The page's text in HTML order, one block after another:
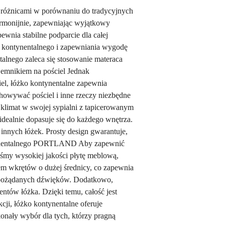
w porównaniu do tradycyjnych
zapewniając wyjątkowy
stabilne podparcie dla całej
i zapewniania wygodę
zaleca się stosowanie materaca
na pościel Jednak
łóżko kontynentalne zapewnia
pościel i inne rzeczy niezbędne
w swojej sypialni z tapicerowanym
dopasuje się do każdego wnętrza.
łóżek. Prosty design gwarantuje,
PORTLAND Aby zapewnić
wysokiej jakości płytę meblową,
wkrętów o dużej średnicy, co zapewnia
dźwięków. Dodatkowo,
łóżka. Dzięki temu, całość jest
łóżko kontynentalne oferuje
wybór dla tych, którzy pragną